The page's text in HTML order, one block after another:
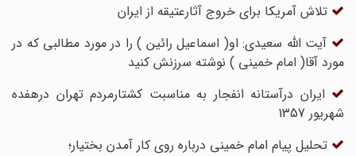
تلاش آمریکا برای خروج آثارعتیقه از ایران
آیت الله سعیدی: او( اسماعیل رائین ) را در مورد مطالبی که در
مورد آقا( امام خمینی ) نوشته سرزنش کنید
ایران درآستانه انفجار به مناسبت کشتارمردم تهران درهفده
شهریور 1357
تحلیل پیام امام خمینی درباره روی کار آمدن بختیار؛